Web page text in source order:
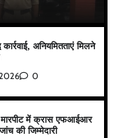
अनियमितताएं मिलने
0
में क्रास एफआईआर
की जिम्मेदारी